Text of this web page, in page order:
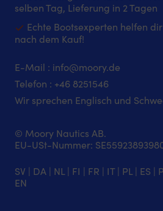
selben Tag, Lieferung in 2 Tagen
Echte Bootsexperten helfen
nach dem Kauf!
E-Mail : info@moory.de
Telefon : +46 8251546
Wir sprechen Englisch und
© Moory Nautics AB.
EU-USt-Nummer:
SV | DA | NL| FI | FR | IT| PL| ES |
EN